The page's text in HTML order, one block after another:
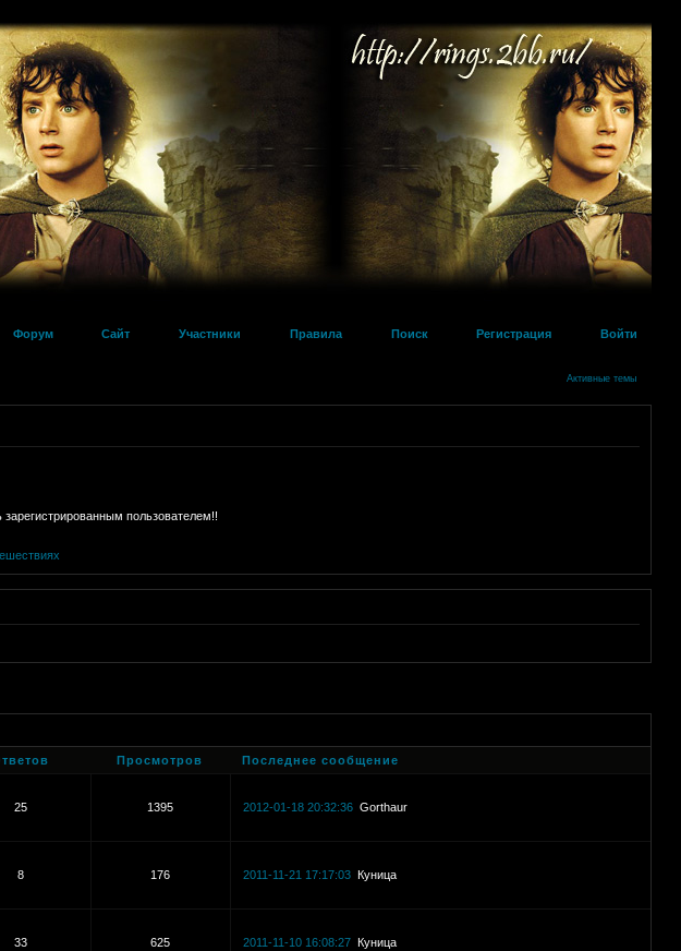
Форум Сайт Участники Правила Поиск Регистрация Войти
Активные темы
пользователем!!
Просмотров Последнее сообщение
25
1395 2012-01-18 20:32:36 Gorthaur
8
176 2011-11-21 17:17:03 Куница
33
625 2011-11-10 16:08:27 Куница